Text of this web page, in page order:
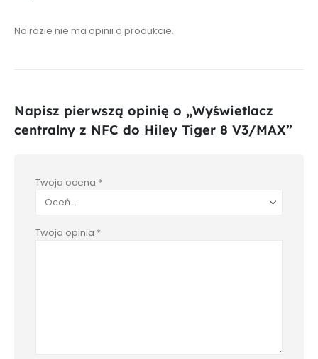
Na razie nie ma opinii o produkcie.
Napisz pierwszą opinię o „Wyświetlacz
centralny z NFC do Hiley Tiger 8 V3/MAX”
Twoja ocena *
Twoja opinia *